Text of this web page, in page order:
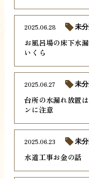
お風呂場の床下水
いくら
2025.06.28 未
台所の水漏れ放置
ンに注意
2025.06.27 未
水道工事お金の話
2025.06.23 未